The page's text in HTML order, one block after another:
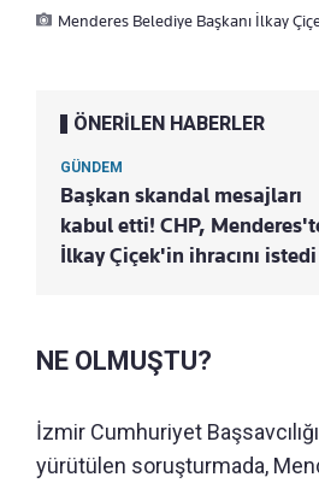
Menderes Belediye Başkanı İlkay
ÖNERİLEN HABERLER
GÜNDEM
Başkan skandal mesajları
kabul etti! CHP,
İlkay Çiçek'in ihracını istedi
NE OLMUŞTU?
İzmir Cumhuriyet
yürütülen soruşturmada,